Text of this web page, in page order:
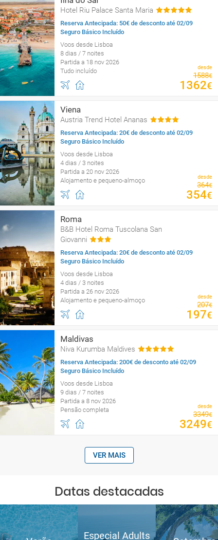
Hotel Riu Palace Santa Maria
Reserva Antecipada: 50€ de desconto até 02/09
Seguro Básico Incluído
Voos desde Lisboa
8 dias / 7 noites
Partida a 18 nov 2026
Tudo incluído
desde
1588€
1362€
Viena
Austria Trend Hotel Ananas
Reserva Antecipada: 20€ de desconto até 02/09
Seguro Básico Incluído
Voos desde Lisboa
4 dias / 3 noites
Partida a 20 nov 2026
Alojamento e pequeno-almoço
desde
364€
354€
Roma
B&B Hotel Roma Tuscolana San
Giovanni
Reserva Antecipada: 20€ de desconto até 02/09
Seguro Básico Incluído
Voos desde Lisboa
4 dias / 3 noites
Partida a 26 nov 2026
Alojamento e pequeno-almoço
desde
207€
197€
Maldivas
Niva Kurumba Maldives
Reserva Antecipada: 200€ de desconto até 02/09
Seguro Básico Incluído
Voos desde Lisboa
9 dias / 7 noites
Partida a 8 nov 2026
Pensão completa
desde
3349€
3249€
VER MAIS
Datas destacadas
Especial Adults